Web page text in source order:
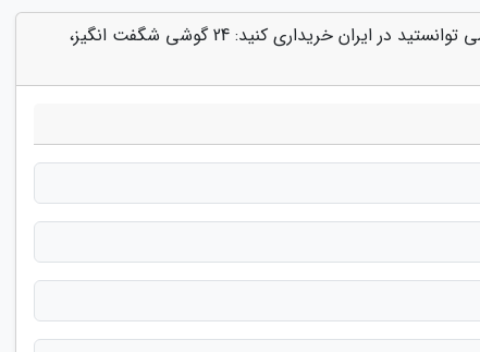
دیدگاه های مرتبط با "برترین گوشی هایی که دی ماه سال 1380 می توانستید در ایران خریداری کنید: 24 گوشی شگفت انگیز،